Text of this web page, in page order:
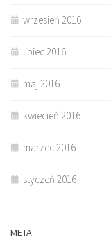
wrzesień 2016
lipiec 2016
maj 2016
kwiecień 2016
marzec 2016
styczeń 2016
META